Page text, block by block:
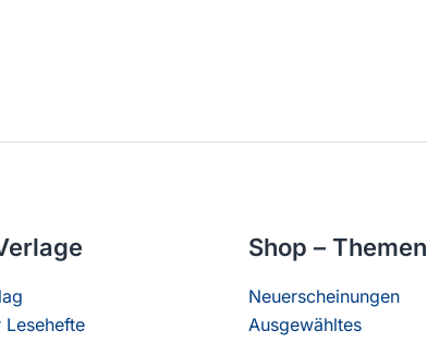
Shop – Themen
Neuerscheinungen
Ausgewähltes